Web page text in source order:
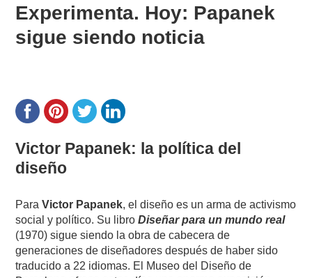
Experimenta. Hoy: Papanek
sigue siendo noticia
Victor Papanek: la política del
diseño
ParaVictor Papanek, el diseño es un arma de activismo
social y político. Su libroDiseñar para un mundo real
(1970) sigue siendo la obra de cabecera de
generaciones de diseñadores después de haber sido
traducido a 22 idiomas. El Museo del Diseño de